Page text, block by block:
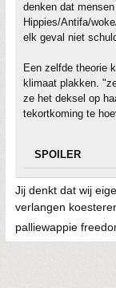
denken dat
Hippies/Antifa/
elk geval niet
Een zelfde theorie
klimaat plakken.
ze het deksel op
tekortkoming te
SPOILER
Jij denkt dat wij
verlangen
palliewappie